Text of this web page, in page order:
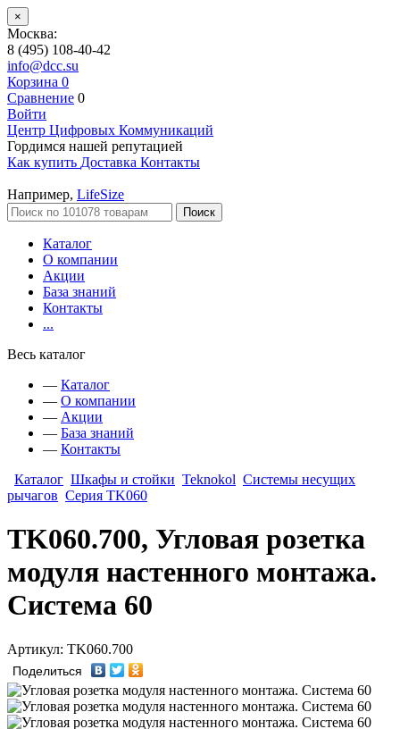
×
Москва:
8 (495) 108-40-42
info@dcc.su
Корзина 0
Сравнение 0
Войти
Центр Цифровых Коммуникаций
Гордимся нашей репутацией
Как купить Доставка Контакты
Например, LifeSize
Поиск
Каталог
О компании
Акции
База знаний
Контакты
...
Весь каталог
— Каталог
— О компании
— Акции
— База знаний
— Контакты
Каталог Шкафы и стойки Teknokol Системы несущих
рычагов Серия TK060
TK060.700, Угловая розетка
модуля настенного монтажа.
Система 60
Артикул: TK060.700
Поделиться